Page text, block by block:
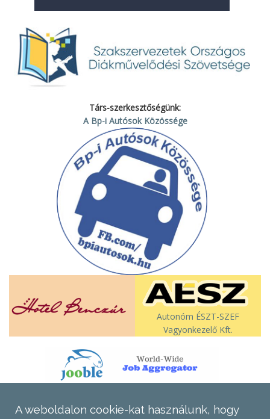
Társ-szerkesztőségünk:
A Bp-i Autósok Közössége
Autonóm ÉSZT-SZEF
Vagyonkezelő Kft.
A weboldalon cookie-kat használunk, hogy